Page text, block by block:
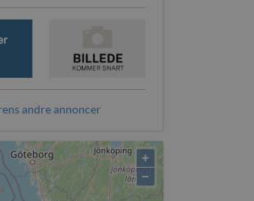
andre annoncer
+
−